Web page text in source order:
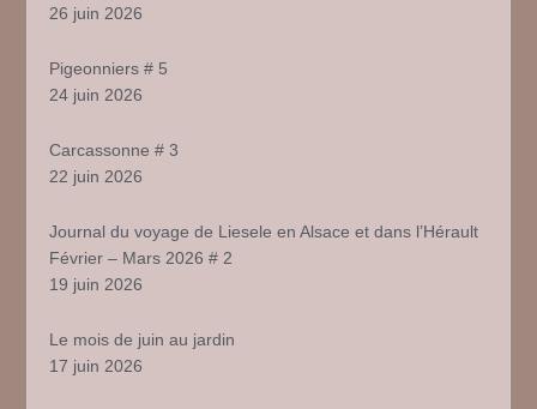
26 juin 2026
Pigeonniers # 5
24 juin 2026
Carcassonne # 3
22 juin 2026
Journal du voyage de Liesele en Alsace et dans l’Hérault
Février – Mars 2026 # 2
19 juin 2026
Le mois de juin au jardin
17 juin 2026